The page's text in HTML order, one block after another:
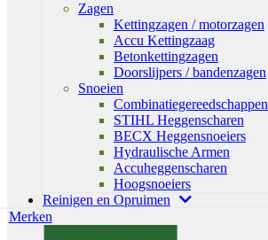
Zagen
Kettingzagen / motorzagen
Accu Kettingzaag
Betonkettingzagen
Doorslijpers / bandenzagen
Snoeien
Combinatiegereedschappen
STIHL Heggenscharen
BECX Heggensnoeiers
Hydraulische Armen
Accuheggenscharen
Hoogsnoeiers
Reinigen en Opruimen
Merken